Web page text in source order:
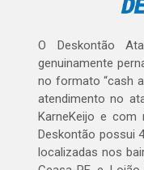
O Deskontão
genuinamente
no formato “cash
atendimento no
KarneKeijo e
Deskontão possui
localizadas nos